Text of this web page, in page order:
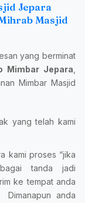
Jepara
Masjid
yang berminat
Mimbar Jepara
Mimbar Masjid
yang telah kami
kami proses “jika
tanda jadi
ke tempat anda
Dimanapun anda